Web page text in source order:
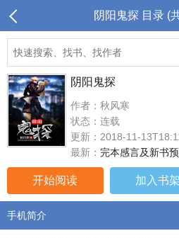
阴阳鬼探 目录 (
阴阳鬼探
作者：秋风寒
状态：连载
更新：2018-11-
最新： 完本感言及新书
开始阅读 加入书架
手机简介